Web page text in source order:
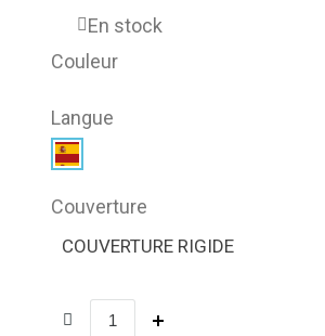
En stock
Couleur
Langue
Couverture
COUVERTURE RIGIDE